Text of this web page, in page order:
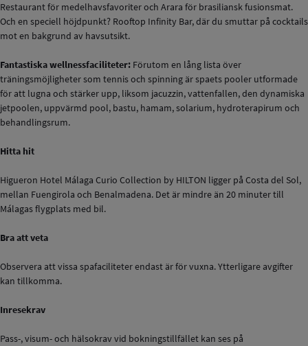
Restaurant för medelhavsfavoriter och Arara för brasiliansk fusionsmat.
Och en speciell höjdpunkt? Rooftop Infinity Bar, där du smuttar på cocktails
mot en bakgrund av havsutsikt.
Fantastiska wellnessfaciliteter: Förutom en lång lista över
träningsmöjligheter som tennis och spinning är spaets pooler utformade
för att lugna och stärker upp, liksom jacuzzin, vattenfallen, den dynamiska
jetpoolen, uppvärmd pool, bastu, hamam, solarium, hydroterapirum och
behandlingsrum.
Hitta hit
Higueron Hotel Málaga Curio Collection by HILTON ligger på Costa del Sol,
mellan Fuengirola och Benalmadena. Det är mindre än 20 minuter till
Málagas flygplats med bil.
Bra att veta
Observera att vissa spafaciliteter endast är för vuxna. Ytterligare avgifter
kan tillkomma.
Inresekrav
Pass-, visum- och hälsokrav vid bokningstillfället kan ses på